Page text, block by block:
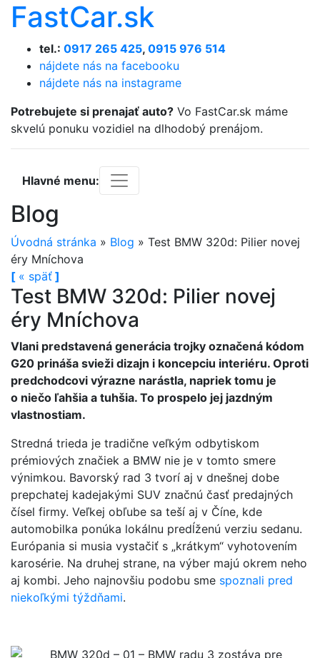
FastCar.sk
tel.: 0917 265 425, 0915 976 514
nájdete nás na facebooku
nájdete nás na instagrame
Potrebujete si prenajať auto? Vo FastCar.sk máme
skvelú ponuku vozidiel na dlhodobý prenájom.
Hlavné menu:
Blog
Úvodná stránka » Blog » Test BMW 320d: Pilier novej
éry Mníchova
[ « späť ]
Test BMW 320d: Pilier novej
éry Mníchova
Vlani predstavená generácia trojky označená kódom
G20 prináša svieži dizajn i koncepciu interiéru. Oproti
predchodcovi výrazne narástla, napriek tomu je
o niečo ľahšia a tuhšia. To prospelo jej jazdným
vlastnostiam.
Stredná trieda je tradične veľkým odbytiskom
prémiových značiek a BMW nie je v tomto smere
výnimkou. Bavorský rad 3 tvorí aj v dnešnej dobe
prepchatej kadejakými SUV značnú časť predajných
čísel firmy. Veľkej obľube sa teší aj v Číne, kde
automobilka ponúka lokálnu predĺženú verziu sedanu.
Európania si musia vystačiť s „krátkym“ vyhotovením
karosérie. Na druhej strane, na výber majú okrem neho
aj kombi. Jeho najnovšiu podobu sme spoznali pred
niekoľkými týždňami.